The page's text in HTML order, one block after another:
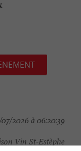
07/2026 à 06:20:39
Vin St-Estèphe